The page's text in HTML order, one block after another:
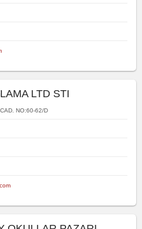
LTD STI
NO:60-62/D